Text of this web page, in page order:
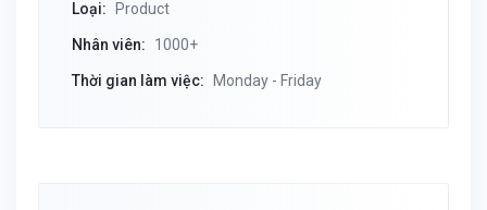
Loại: Product
Nhân viên: 1000+
Thời gian làm việc: Monday - Friday